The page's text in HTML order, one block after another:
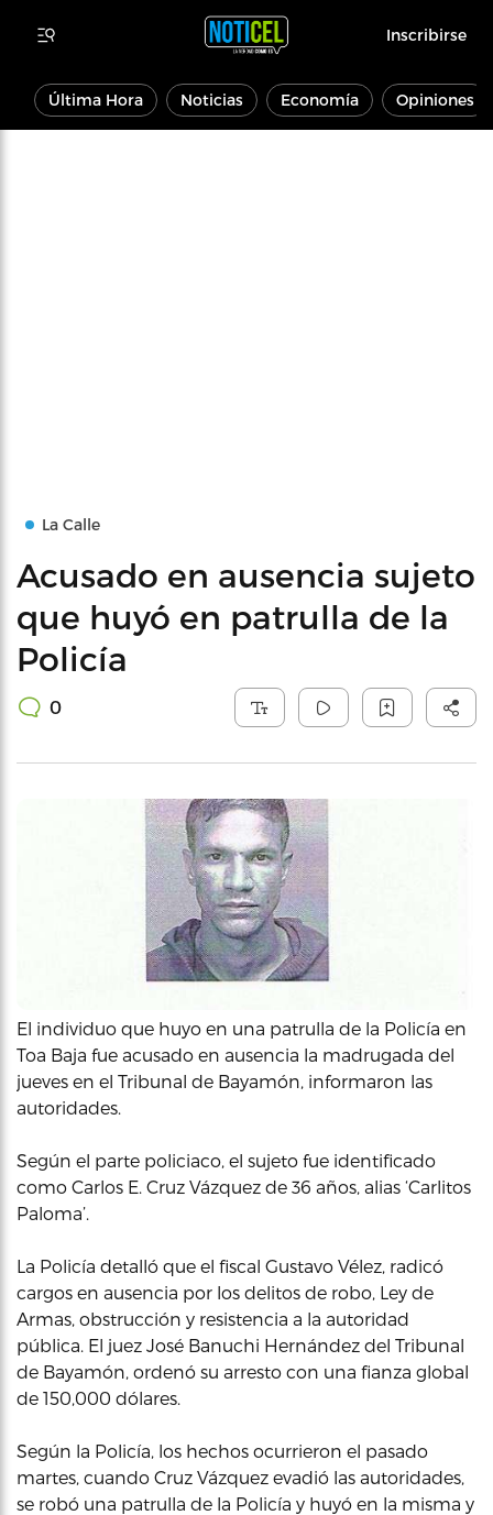
Inscribirse
Última Hora Noticias Economía Opiniones
La Calle
Acusado en ausencia sujeto
que huyó en patrulla de la
Policía
0
El individuo que huyo en una patrulla de la Policía en
Toa Baja fue acusado en ausencia la madrugada del
jueves en el Tribunal de Bayamón, informaron las
autoridades.
Según el parte policiaco, el sujeto fue identificado
como Carlos E. Cruz Vázquez de 36 años, alias ‘Carlitos
Paloma’.
La Policía detalló que el fiscal Gustavo Vélez, radicó
cargos en ausencia por los delitos de robo, Ley de
Armas, obstrucción y resistencia a la autoridad
pública. El juez José Banuchi Hernández del Tribunal
de Bayamón, ordenó su arresto con una fianza global
de 150,000 dólares.
Según la Policía, los hechos ocurrieron el pasado
martes, cuando Cruz Vázquez evadió las autoridades,
se robó una patrulla de la Policía y huyó en la misma y